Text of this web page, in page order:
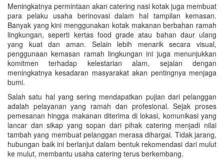
Meningkatnya permintaan akan catering nasi kotak juga membuat
para pelaku usaha berinovasi dalam hal tampilan kemasan.
Banyak yang kini menggunakan kotak makanan berbahan ramah
lingkungan, seperti kertas food grade atau bahan daur ulang
yang kuat dan aman. Selain lebih menarik secara visual,
penggunaan kemasan ramah lingkungan ini juga menunjukkan
komitmen terhadap kelestarian alam, sejalan dengan
meningkatnya kesadaran masyarakat akan pentingnya menjaga
bumi.
Salah satu hal yang sering mendapatkan pujian dari pelanggan
adalah pelayanan yang ramah dan profesional. Sejak proses
pemesanan hingga makanan diterima di lokasi, komunikasi yang
lancar dan sikap yang sopan dari pihak catering menjadi nilai
tambah yang membuat pelanggan merasa dihargai. Tidak jarang,
hubungan baik ini berlanjut dalam bentuk rekomendasi dari mulut
ke mulut, membantu usaha catering terus berkembang.